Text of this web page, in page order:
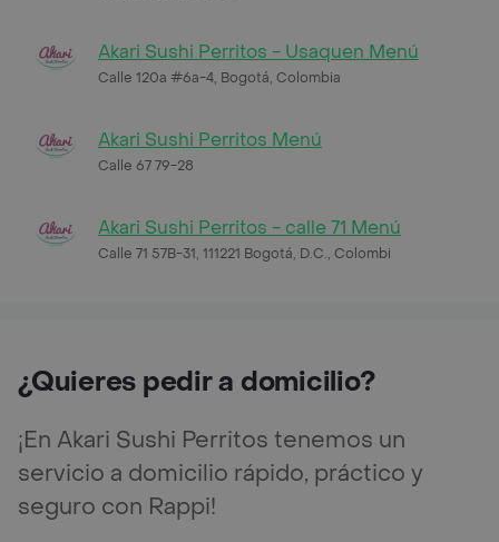
Akari Sushi Perritos - Usaquen Menú
Calle 120a #6a-4, Bogotá, Colombia
Akari Sushi Perritos Menú
Calle 67 79-28
Akari Sushi Perritos - calle 71 Menú
Calle 71 57B-31, 111221 Bogotá, D.C., Colombi
¿Quieres pedir a domicilio?
¡En Akari Sushi Perritos tenemos un
servicio a domicilio rápido, práctico y
seguro con Rappi!